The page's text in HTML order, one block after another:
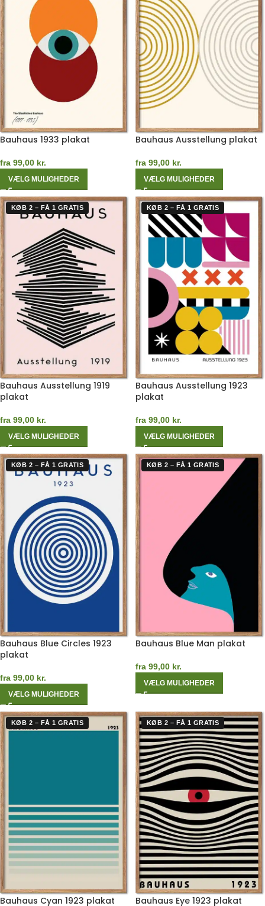
Bauhaus 1933 plakat
fra 99,00 kr.
VÆLG MULIGHEDER
Bauhaus Ausstellung plakat
fra 99,00 kr.
VÆLG MULIGHEDER
KØB 2 – FÅ 1 GRATIS
Bauhaus Ausstellung 1919
plakat
fra 99,00 kr.
VÆLG MULIGHEDER
KØB 2 – FÅ 1 GRATIS
Bauhaus Ausstellung 1923
plakat
fra 99,00 kr.
VÆLG MULIGHEDER
KØB 2 – FÅ 1 GRATIS
Bauhaus Blue Circles 1923
plakat
fra 99,00 kr.
VÆLG MULIGHEDER
KØB 2 – FÅ 1 GRATIS
Bauhaus Blue Man plakat
fra 99,00 kr.
VÆLG MULIGHEDER
KØB 2 – FÅ 1 GRATIS
Bauhaus Cyan 1923 plakat
KØB 2 – FÅ 1 GRATIS
Bauhaus Eye 1923 plakat